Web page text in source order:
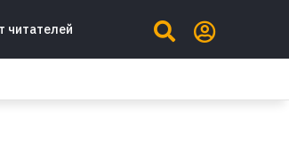
читателей